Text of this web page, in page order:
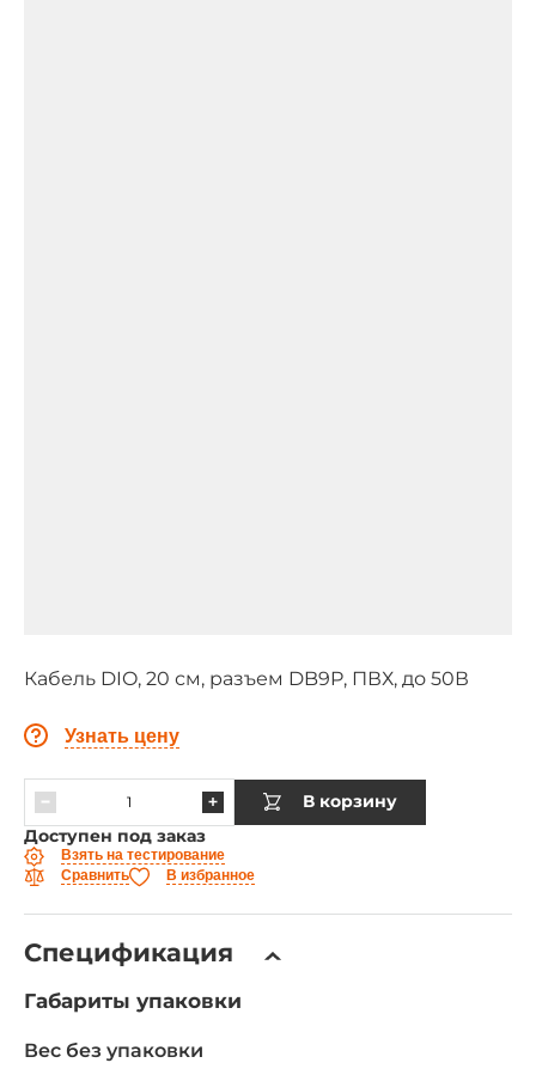
Кабель DIO, 20 см, разъем DB9P, ПВХ, до 50В
Узнать цену
В корзину
Доступен под заказ
Взять на тестирование
Сравнить
В избранное
Спецификация
Габариты упаковки
Вес без упаковки